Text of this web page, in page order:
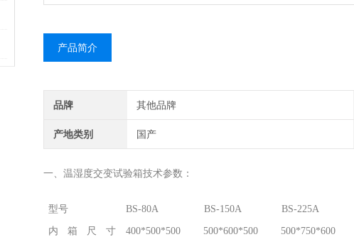
产品简介
品牌 其他品牌
产地类别 国产
一、温湿度交变试验箱技术参数：
型号 BS-80A BS-150A BS-225A
内箱尺寸
400*500*500 500*600*500 500*750*600